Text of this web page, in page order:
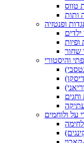
טווס
ותות
ופנטזיה
ופיות
שחור
והיסטורי
על ולוחמים